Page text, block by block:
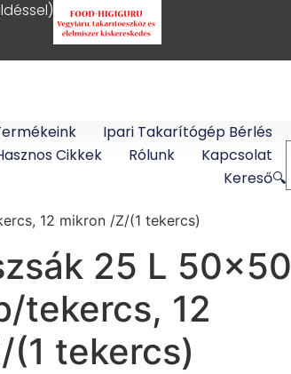
Ipari Takarítógép Bérlés
Cikkek
Rólunk
Kapcsolat
Kereső🔍
12 mikron /Z/(1 tekercs)
25 L 50×50
tekercs, 12
tekercs)